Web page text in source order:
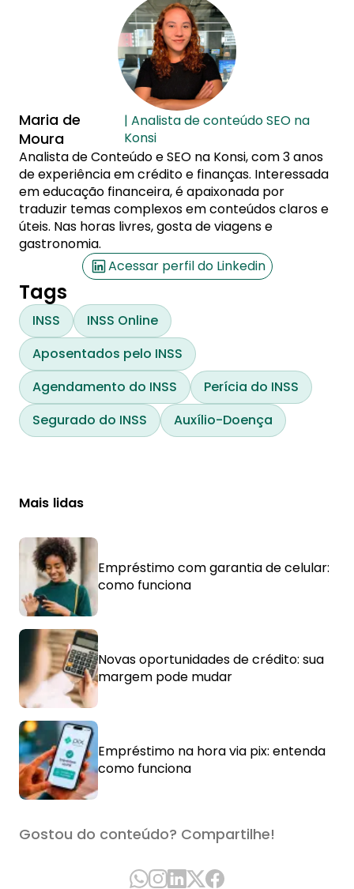
Maria de
Moura
| Analista de conteúdo SEO na
Konsi
Analista de Conteúdo e SEO na Konsi, com 3 anos
de experiência em crédito e finanças. Interessada
em educação financeira, é apaixonada por
traduzir temas complexos em conteúdos claros e
úteis. Nas horas livres, gosta de viagens e
gastronomia.
Acessar perfil do Linkedin
Tags
INSS
INSS Online
Aposentados pelo INSS
Agendamento do INSS
Perícia do INSS
Segurado do INSS
Auxílio-Doença
Mais lidas
Empréstimo com garantia de celular:
como funciona
Novas oportunidades de crédito: sua
margem pode mudar
Empréstimo na hora via pix: entenda
como funciona
Gostou do conteúdo? Compartilhe!